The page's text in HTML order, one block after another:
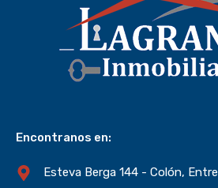
Encontranos en:
Esteva Berga 144 - Colón, Entre